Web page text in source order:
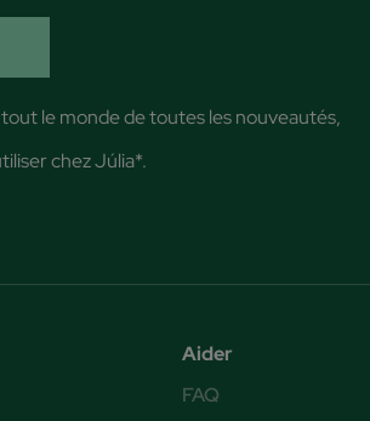
le monde de toutes les nouveautés,
chez Júlia*.
Aider
FAQ